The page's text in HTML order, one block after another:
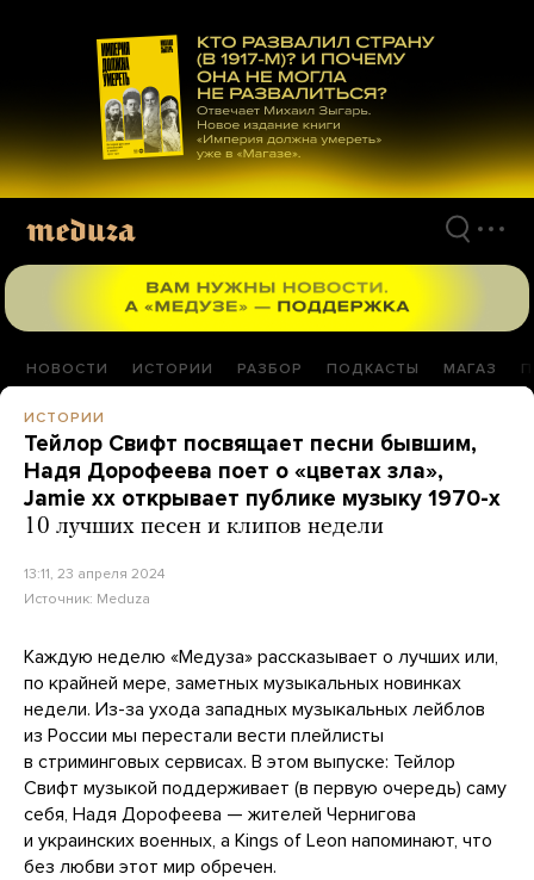
материалам
НОВОСТИ ИСТОРИИ РАЗБОР ПОДКАСТЫ МАГАЗ
ИСТОРИИ
Тейлор Свифт посвящает песни бывшим,
Надя Дорофеева поет о «цветах зла»,
Jamie xx открывает публике музыку 1970-х
10 лучших песен и клипов недели
13:11, 23 апреля 2024
Источник: Meduza
Каждую неделю «Медуза» рассказывает о лучших или,
по крайней мере, заметных музыкальных новинках
недели. Из-за ухода западных музыкальных лейблов
из России мы перестали вести плейлисты
в стриминговых сервисах. В этом выпуске: Тейлор
Свифт музыкой поддерживает (в первую очередь) саму
себя, Надя Дорофеева — жителей Чернигова
и украинских военных, а Kings of Leon напоминают, что
без любви этот мир обречен.